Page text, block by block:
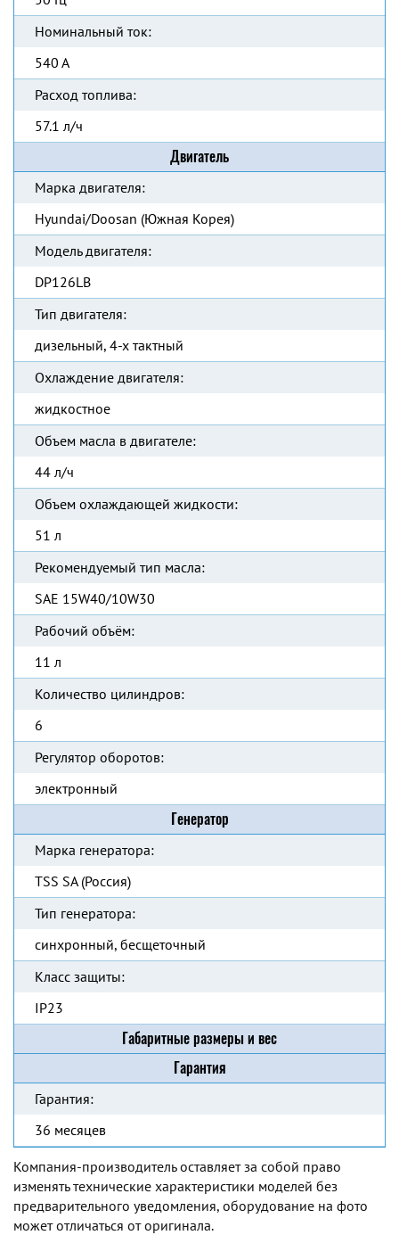
Номинальный ток:
540 А
Расход топлива:
57.1 л/ч
Двигатель
Марка двигателя:
Hyundai/Doosan (Южная Корея)
Модель двигателя:
DP126LB
Тип двигателя:
дизельный, 4-х тактный
Охлаждение двигателя:
жидкостное
Объем масла в двигателе:
44 л/ч
Объем охлаждающей жидкости:
51 л
Рекомендуемый тип масла:
SAE 15W40/10W30
Рабочий объём:
11 л
Количество цилиндров:
6
Регулятор оборотов:
электронный
Генератор
Марка генератора:
TSS SA (Россия)
Тип генератора:
синхронный, бесщеточный
Класс защиты:
IP23
Габаритные размеры и вес
Гарантия
Гарантия:
36 месяцев
Компания-производитель оставляет за собой право
изменять технические характеристики моделей без
предварительного уведомления, оборудование на фото
может отличаться от оригинала.